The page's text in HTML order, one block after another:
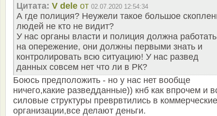
Цитата: V dele от 02.07.2020 12:54:34
А где полиция? Неужели такое большое
людей не кто не видит?
У нас органы власти и полиция должна работать
на опережение, они должны первыми знать и
контролировать всю ситуацию! У нас развед
данных совсем нет что ли в РК?
Боюсь предположить - но у нас нет вообще
ничего,какие разведданные)) кнб как впрочем и
силовые структуры преврвтились в коммерческие
организации,все делают деньги.